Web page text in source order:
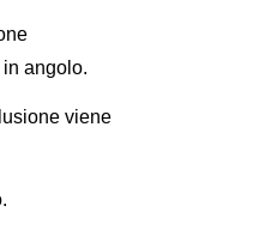
angolo.
viene